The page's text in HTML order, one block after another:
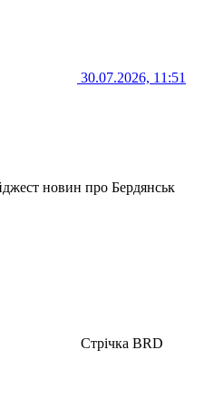
30.07.2026, 11:51
новин про Бердянськ
Стрічка BRD